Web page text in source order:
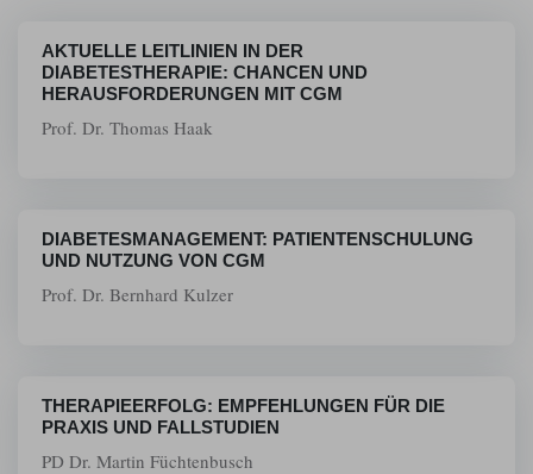
AKTUELLE LEITLINIEN IN DER
DIABETESTHERAPIE: CHANCEN UND
HERAUSFORDERUNGEN MIT CGM
Prof. Dr. Thomas Haak
DIABETESMANAGEMENT: PATIENTENSCHULUNG
UND NUTZUNG VON CGM
Prof. Dr. Bernhard Kulzer
THERAPIEERFOLG: EMPFEHLUNGEN FÜR DIE
PRAXIS UND FALLSTUDIEN
PD Dr. Martin Füchtenbusch